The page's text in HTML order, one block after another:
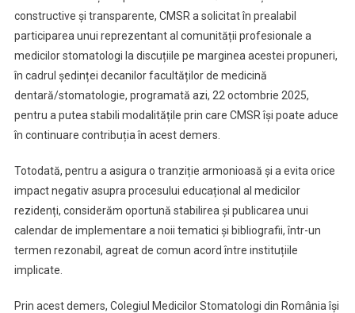
constructive și transparente, CMSR a solicitat în prealabil
participarea unui reprezentant al comunității profesionale a
medicilor stomatologi la discuțiile pe marginea acestei propuneri,
în cadrul ședinței decanilor facultăților de medicină
dentară/stomatologie, programată azi, 22 octombrie 2025,
pentru a putea stabili modalitățile prin care CMSR își poate aduce
în continuare contribuția în acest demers.
Totodată, pentru a asigura o tranziție armonioasă și a evita orice
impact negativ asupra procesului educațional al medicilor
rezidenți, considerăm oportună stabilirea și publicarea unui
calendar de implementare a noii tematici și bibliografii, într-un
termen rezonabil, agreat de comun acord între instituțiile
implicate.
Prin acest demers, Colegiul Medicilor Stomatologi din România își